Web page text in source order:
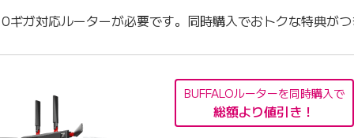
ギガ対応ルーターが必要です。同時購入でおトクな特典がつ
BUFFALOルーターを同時購入で
総額より値引き！